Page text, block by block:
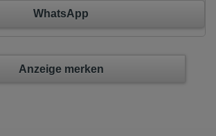
WhatsApp
Anzeige merken